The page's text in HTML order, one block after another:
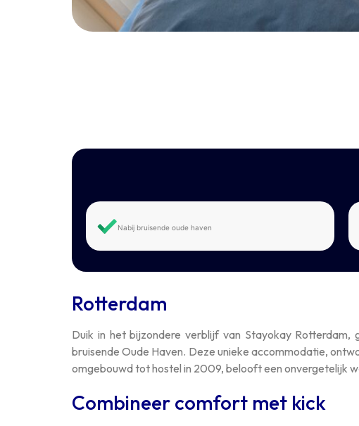
Nabij bruisende oude haven
Rotterdam
Duik in het bijzondere verblijf van Stayokay Rotterdam,
bruisende Oude Haven. Deze unieke accommodatie,
omgebouwd tot hostel in 2009, belooft een onvergetelijk
Combineer comfort met kick